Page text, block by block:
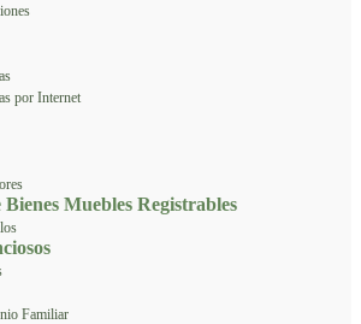
por Internet
Muebles Registrables
Familiar